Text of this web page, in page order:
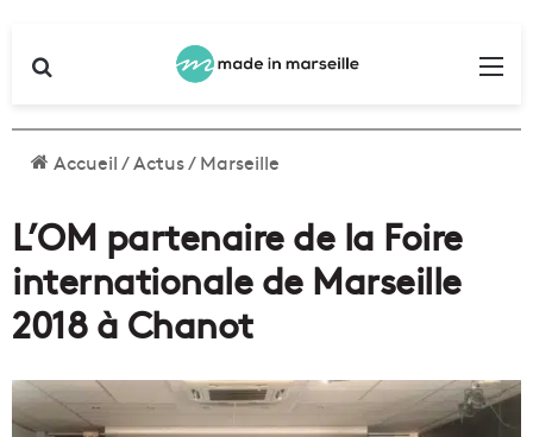
Accueil/Actus/Marseille
L’OM partenaire de la Foire
internationale de Marseille
2018 à Chanot